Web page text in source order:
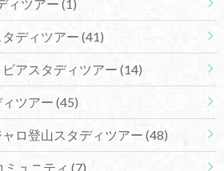
ィツアー (1)
ディツアー (41)
アスタディツアー (14)
ツアー (45)
ロ登山スタディツアー (48)
ミュニティ (7)